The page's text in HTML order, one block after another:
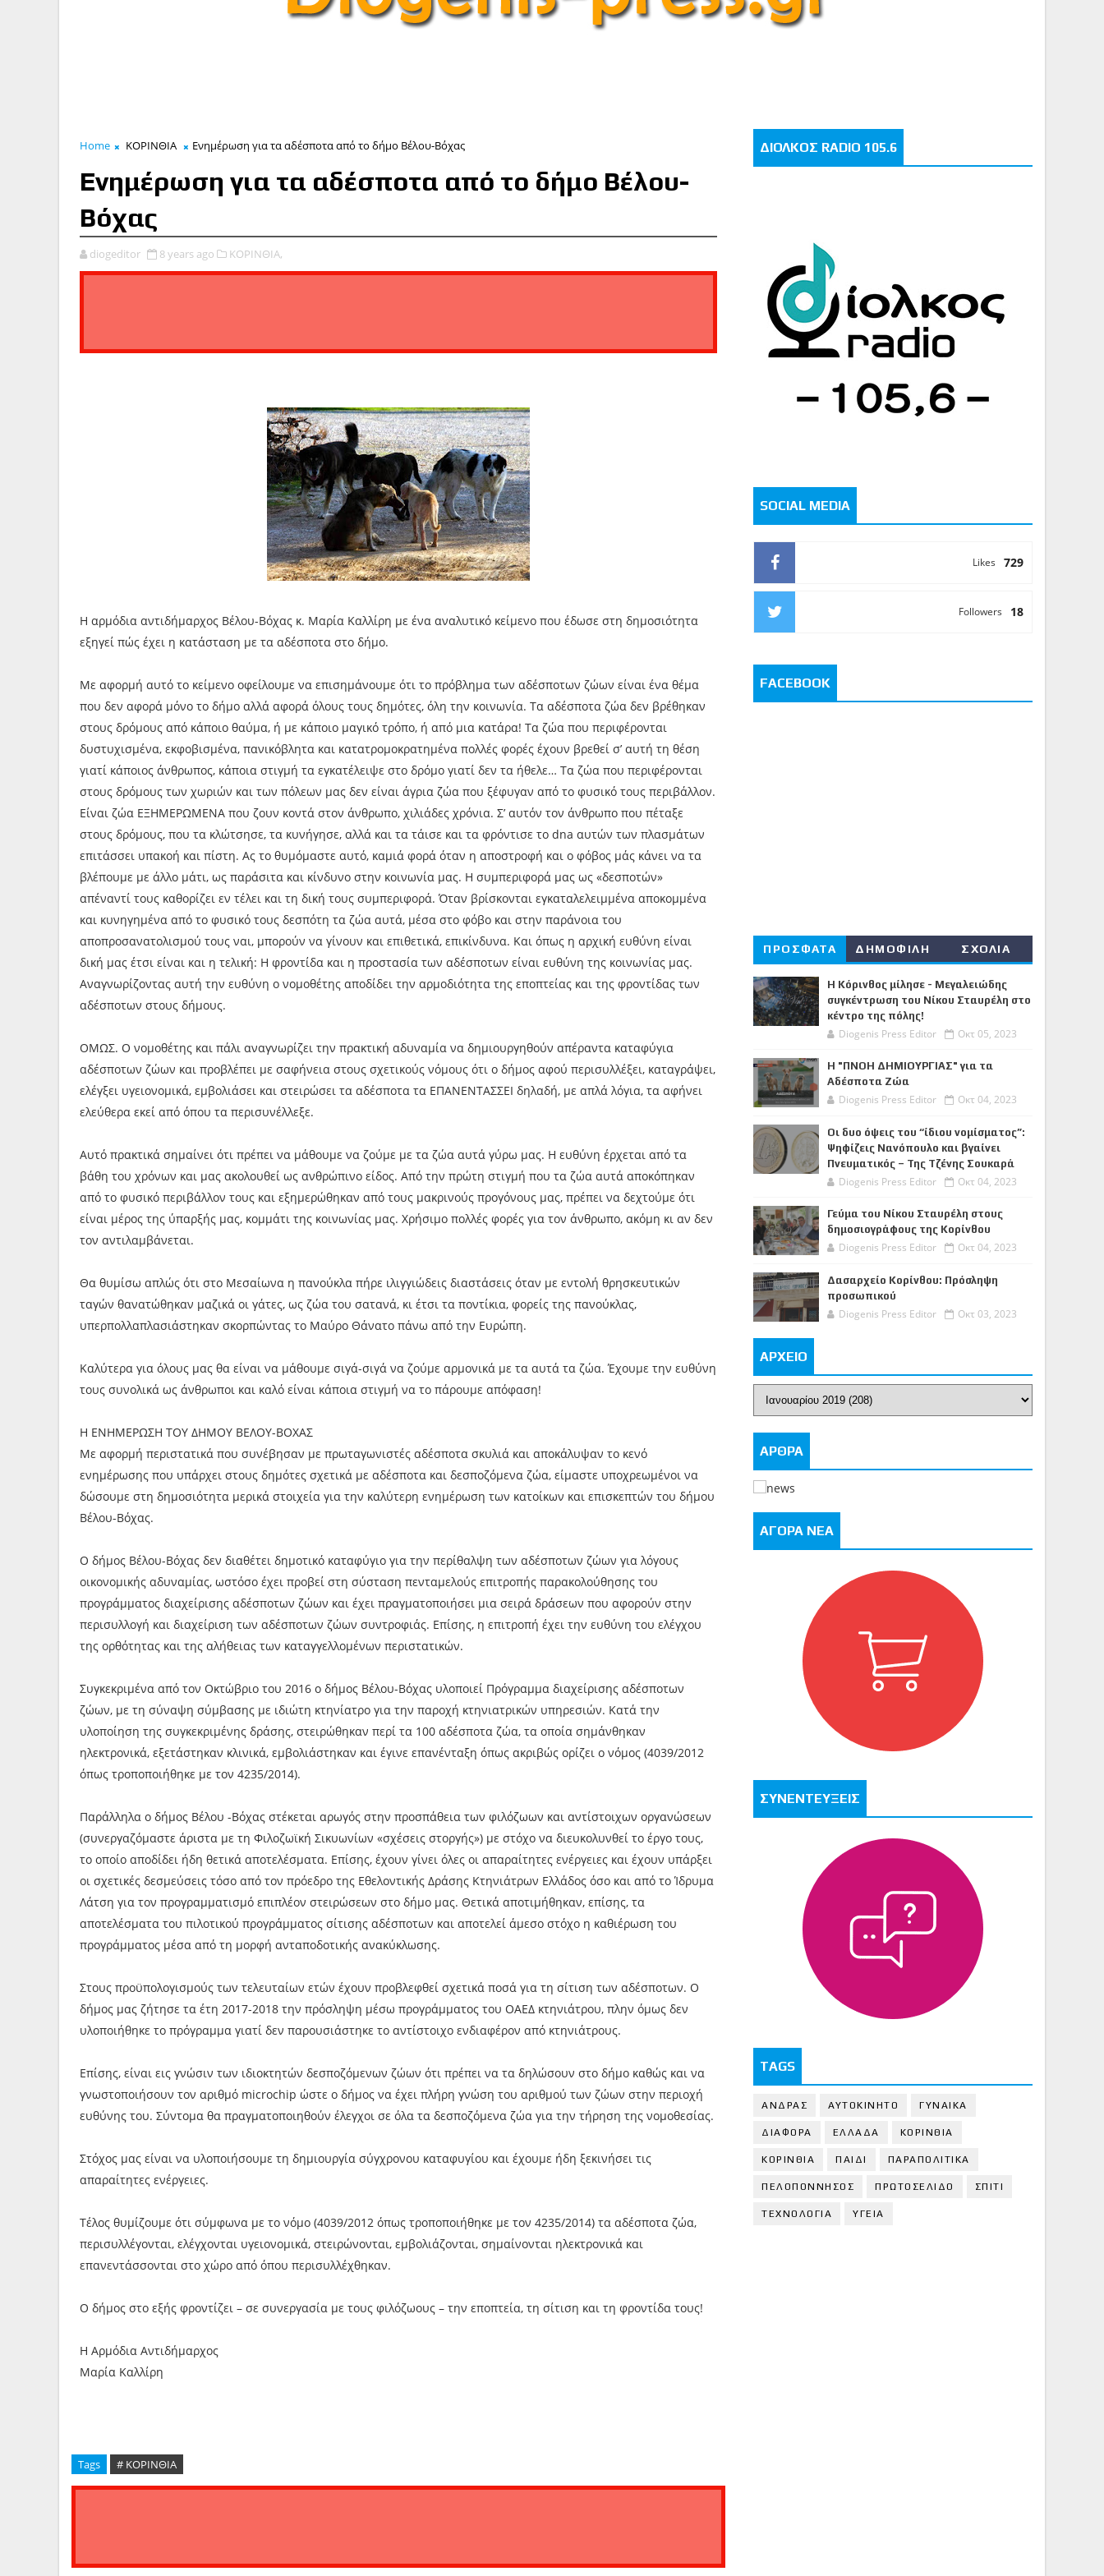
Home ΚΟΡΙΝΘΙΑ Eνημέρωση για τα αδέσποτα από το δήμο Βέλου-Βόχας
Eνημέρωση για τα αδέσποτα από το δήμο Βέλου-
Βόχας
diogeditor 8 years ago ΚΟΡΙΝΘΙΑ,
Η αρμόδια αντιδήμαρχος Βέλου-Βόχας κ. Μαρία Καλλίρη με ένα αναλυτικό κείμενο που έδωσε στη δημοσιότητα
εξηγεί πώς έχει η κατάσταση με τα αδέσποτα στο δήμο.
Με αφορμή αυτό το κείμενο οφείλουμε να επισημάνουμε ότι το πρόβλημα των αδέσποτων ζώων είναι ένα θέμα
που δεν αφορά μόνο το δήμο αλλά αφορά όλους τους δημότες, όλη την κοινωνία. Τα αδέσποτα ζώα δεν βρέθηκαν
στους δρόμους από κάποιο θαύμα, ή με κάποιο μαγικό τρόπο, ή από μια κατάρα! Τα ζώα που περιφέρονται
δυστυχισμένα, εκφοβισμένα, πανικόβλητα και κατατρομοκρατημένα πολλές φορές έχουν βρεθεί σ’ αυτή τη θέση
γιατί κάποιος άνθρωπος, κάποια στιγμή τα εγκατέλειψε στο δρόμο γιατί δεν τα ήθελε… Τα ζώα που περιφέρονται
στους δρόμους των χωριών και των πόλεων μας δεν είναι άγρια ζώα που ξέφυγαν από το φυσικό τους περιβάλλον.
Είναι ζώα ΕΞΗΜΕΡΩΜΕΝΑ που ζουν κοντά στον άνθρωπο, χιλιάδες χρόνια. Σ’ αυτόν τον άνθρωπο που πέταξε
στους δρόμους, που τα κλώτσησε, τα κυνήγησε, αλλά και τα τάισε και τα φρόντισε το dna αυτών των πλασμάτων
επιτάσσει υπακοή και πίστη. Ας το θυμόμαστε αυτό, καμιά φορά όταν η αποστροφή και ο φόβος μάς κάνει να τα
βλέπουμε με άλλο μάτι, ως παράσιτα και κίνδυνο στην κοινωνία μας. Η συμπεριφορά μας ως «δεσποτών»
απέναντί τους καθορίζει εν τέλει και τη δική τους συμπεριφορά. Όταν βρίσκονται εγκαταλελειμμένα αποκομμένα
και κυνηγημένα από το φυσικό τους δεσπότη τα ζώα αυτά, μέσα στο φόβο και στην παράνοια του
αποπροσανατολισμού τους ναι, μπορούν να γίνουν και επιθετικά, επικίνδυνα. Και όπως η αρχική ευθύνη είναι
δική μας έτσι είναι και η τελική: Η φροντίδα και η προστασία των αδέσποτων είναι ευθύνη της κοινωνίας μας.
Αναγνωρίζοντας αυτή την ευθύνη ο νομοθέτης αποδίδει την αρμοδιότητα της εποπτείας και της φροντίδας των
αδέσποτων στους δήμους.
ΟΜΩΣ. Ο νομοθέτης και πάλι αναγνωρίζει την πρακτική αδυναμία να δημιουργηθούν απέραντα καταφύγια
αδέσποτων ζώων και προβλέπει με σαφήνεια στους σχετικούς νόμους ότι ο δήμος αφού περισυλλέξει, καταγράψει,
ελέγξει υγειονομικά, εμβολιάσει και στειρώσει τα αδέσποτα τα ΕΠΑΝΕΝΤΑΣΣΕΙ δηλαδή, με απλά λόγια, τα αφήνει
ελεύθερα εκεί από όπου τα περισυνέλλεξε.
Αυτό πρακτικά σημαίνει ότι πρέπει να μάθουμε να ζούμε με τα ζώα αυτά γύρω μας. Η ευθύνη έρχεται από τα
βάθη του χρόνων και μας ακολουθεί ως ανθρώπινο είδος. Από την πρώτη στιγμή που τα ζώα αυτά αποκόπηκαν
από το φυσικό περιβάλλον τους και εξημερώθηκαν από τους μακρινούς προγόνους μας, πρέπει να δεχτούμε ότι
είναι μέρος της ύπαρξής μας, κομμάτι της κοινωνίας μας. Χρήσιμο πολλές φορές για τον άνθρωπο, ακόμη κι αν δεν
τον αντιλαμβάνεται.
Θα θυμίσω απλώς ότι στο Μεσαίωνα η πανούκλα πήρε ιλιγγιώδεις διαστάσεις όταν με εντολή θρησκευτικών
ταγών θανατώθηκαν μαζικά οι γάτες, ως ζώα του σατανά, κι έτσι τα ποντίκια, φορείς της πανούκλας,
υπερπολλαπλασιάστηκαν σκορπώντας το Μαύρο Θάνατο πάνω από την Ευρώπη.
Καλύτερα για όλους μας θα είναι να μάθουμε σιγά-σιγά να ζούμε αρμονικά με τα αυτά τα ζώα. Έχουμε την ευθύνη
τους συνολικά ως άνθρωποι και καλό είναι κάποια στιγμή να το πάρουμε απόφαση!
Η ΕΝΗΜΕΡΩΣΗ ΤΟΥ ΔΗΜΟΥ ΒΕΛΟΥ-ΒΟΧΑΣ
Με αφορμή περιστατικά που συνέβησαν με πρωταγωνιστές αδέσποτα σκυλιά και αποκάλυψαν το κενό
ενημέρωσης που υπάρχει στους δημότες σχετικά με αδέσποτα και δεσποζόμενα ζώα, είμαστε υποχρεωμένοι να
δώσουμε στη δημοσιότητα μερικά στοιχεία για την καλύτερη ενημέρωση των κατοίκων και επισκεπτών του δήμου
Βέλου-Βόχας.
Ο δήμος Βέλου-Βόχας δεν διαθέτει δημοτικό καταφύγιο για την περίθαλψη των αδέσποτων ζώων για λόγους
οικονομικής αδυναμίας, ωστόσο έχει προβεί στη σύσταση πενταμελούς επιτροπής παρακολούθησης του
προγράμματος διαχείρισης αδέσποτων ζώων και έχει πραγματοποιήσει μια σειρά δράσεων που αφορούν στην
περισυλλογή και διαχείριση των αδέσποτων ζώων συντροφιάς. Επίσης, η επιτροπή έχει την ευθύνη του ελέγχου
της ορθότητας και της αλήθειας των καταγγελλομένων περιστατικών.
Συγκεκριμένα από τον Οκτώβριο του 2016 ο δήμος Βέλου-Βόχας υλοποιεί Πρόγραμμα διαχείρισης αδέσποτων
ζώων, με τη σύναψη σύμβασης με ιδιώτη κτηνίατρο για την παροχή κτηνιατρικών υπηρεσιών. Κατά την
υλοποίηση της συγκεκριμένης δράσης, στειρώθηκαν περί τα 100 αδέσποτα ζώα, τα οποία σημάνθηκαν
ηλεκτρονικά, εξετάστηκαν κλινικά, εμβολιάστηκαν και έγινε επανένταξη όπως ακριβώς ορίζει ο νόμος (4039/2012
όπως τροποποιήθηκε με τον 4235/2014).
Παράλληλα ο δήμος Βέλου -Βόχας στέκεται αρωγός στην προσπάθεια των φιλόζωων και αντίστοιχων οργανώσεων
(συνεργαζόμαστε άριστα με τη Φιλοζωϊκή Σικυωνίων «σχέσεις στοργής») με στόχο να διευκολυνθεί το έργο τους,
το οποίο αποδίδει ήδη θετικά αποτελέσματα. Επίσης, έχουν γίνει όλες οι απαραίτητες ενέργειες και έχουν υπάρξει
οι σχετικές δεσμεύσεις τόσο από τον πρόεδρο της Εθελοντικής Δράσης Κτηνιάτρων Ελλάδος όσο και από το Ίδρυμα
Λάτση για τον προγραμματισμό επιπλέον στειρώσεων στο δήμο μας. Θετικά αποτιμήθηκαν, επίσης, τα
αποτελέσματα του πιλοτικού προγράμματος σίτισης αδέσποτων και αποτελεί άμεσο στόχο η καθιέρωση του
προγράμματος μέσα από τη μορφή ανταποδοτικής ανακύκλωσης.
Στους προϋπολογισμούς των τελευταίων ετών έχουν προβλεφθεί σχετικά ποσά για τη σίτιση των αδέσποτων. Ο
δήμος μας ζήτησε τα έτη 2017-2018 την πρόσληψη μέσω προγράμματος του ΟΑΕΔ κτηνιάτρου, πλην όμως δεν
υλοποιήθηκε το πρόγραμμα γιατί δεν παρουσιάστηκε το αντίστοιχο ενδιαφέρον από κτηνιάτρους.
Επίσης, είναι εις γνώσιν των ιδιοκτητών δεσποζόμενων ζώων ότι πρέπει να τα δηλώσουν στο δήμο καθώς και να
γνωστοποιήσουν τον αριθμό microchip ώστε ο δήμος να έχει πλήρη γνώση του αριθμού των ζώων στην περιοχή
ευθύνης του. Σύντομα θα πραγματοποιηθούν έλεγχοι σε όλα τα δεσποζόμενα ζώα για την τήρηση της νομοθεσίας.
Στόχος μας είναι να υλοποιήσουμε τη δημιουργία σύγχρονου καταφυγίου και έχουμε ήδη ξεκινήσει τις
απαραίτητες ενέργειες.
Τέλος θυμίζουμε ότι σύμφωνα με το νόμο (4039/2012 όπως τροποποιήθηκε με τον 4235/2014) τα αδέσποτα ζώα,
περισυλλέγονται, ελέγχονται υγειονομικά, στειρώνονται, εμβολιάζονται, σημαίνονται ηλεκτρονικά και
επανεντάσσονται στο χώρο από όπου περισυλλέχθηκαν.
Ο δήμος στο εξής φροντίζει – σε συνεργασία με τους φιλόζωους – την εποπτεία, τη σίτιση και τη φροντίδα τους!
Η Αρμόδια Αντιδήμαρχος
Μαρία Καλλίρη
Tags # ΚΟΡΙΝΘΙΑ
ΔΙΟΛΚΟΣ RADIO 105.6
SOCIAL MEDIA
729
Likes
18
Followers
FACEBOOK
ΠΡΟΣΦΑΤΑ ΔΗΜΟΦΙΛΗ ΣΧΟΛΙΑ
Η Κόρινθος μίλησε - Μεγαλειώδης
συγκέντρωση του Νίκου Σταυρέλη στο
κέντρο της πόλης!
Diogenis Press Editor Οκτ 05, 2023
Η "ΠΝΟΗ ΔΗΜΙΟΥΡΓΙΑΣ" για τα
Αδέσποτα Ζώα
Diogenis Press Editor Οκτ 04, 2023
Οι δυο όψεις του “ίδιου νομίσματος”:
Ψηφίζεις Νανόπουλο και βγαίνει
Πνευματικός – Της Τζένης Σουκαρά
Diogenis Press Editor Οκτ 04, 2023
Γεύμα του Νίκου Σταυρέλη στους
δημοσιογράφους της Κορίνθου
Diogenis Press Editor Οκτ 04, 2023
Δασαρχείο Κορίνθου: Πρόσληψη
προσωπικού
Diogenis Press Editor Οκτ 03, 2023
ΑΡΧΕΙΟ
ΑΡΘΡΑ
ΑΓΟΡΑ ΝΕΑ
ΣΥΝΕΝΤΕΥΞΕΙΣ
TAGS
ΑΝΔΡΑΣ ΑΥΤΟΚΙΝΗΤΟ ΓΥΝΑΙΚΑ
ΔΙΑΦΟΡΑ ΕΛΛΑΔΑ ΚΟΡΙΝΘΙΑ
ΚΟΡΙΝΘΙA ΠΑΙΔΙ ΠΑΡΑΠΟΛΙΤΙΚΑ
ΠΕΛΟΠΟΝΝΗΣΟΣ ΠΡΩΤΟΣΕΛΙΔΟ ΣΠΙΤΙ
ΤΕΧΝΟΛΟΓΙΑ ΥΓΕΙΑ